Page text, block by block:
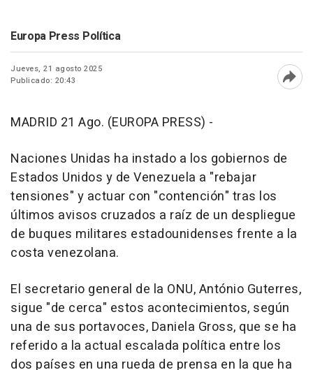
Europa Press Política
Jueves, 21 agosto 2025
Publicado: 20:43
MADRID 21 Ago. (EUROPA PRESS) -
Naciones Unidas ha instado a los gobiernos de
Estados Unidos y de Venezuela a "rebajar
tensiones" y actuar con "contención" tras los
últimos avisos cruzados a raíz de un despliegue
de buques militares estadounidenses frente a la
costa venezolana.
El secretario general de la ONU, António Guterres,
sigue "de cerca" estos acontecimientos, según
una de sus portavoces, Daniela Gross, que se ha
referido a la actual escalada política entre los
dos países en una rueda de prensa en la que ha